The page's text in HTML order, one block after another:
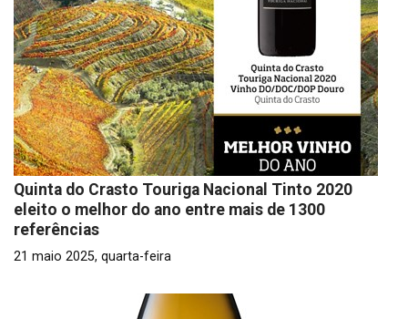
Quinta do Crasto Touriga Nacional Tinto 2020
eleito o melhor do ano entre mais de 1300
referências
21 maio 2025, quarta-feira